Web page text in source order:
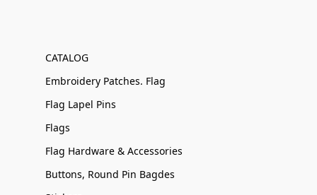
CATALOG
Embroidery Patches. Flag
Flag Lapel Pins
Flags
Flag Hardware & Accessories
Buttons, Round Pin Bagdes